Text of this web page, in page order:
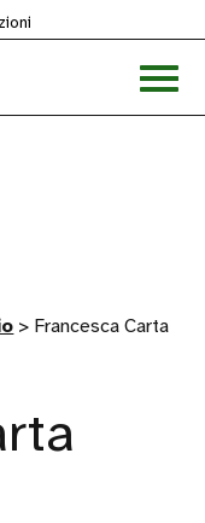
Accedi
menu
> Francesca Carta